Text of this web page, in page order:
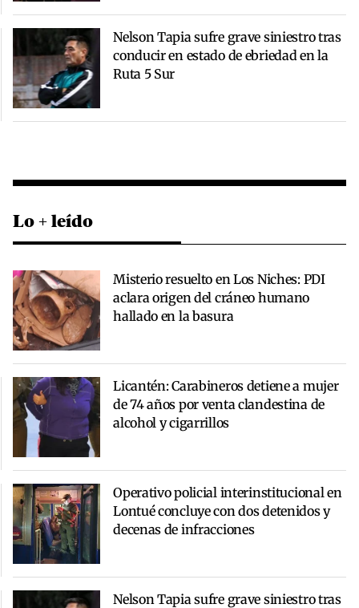
Nelson Tapia sufre grave siniestro tras
conducir en estado de ebriedad en la
Ruta 5 Sur
Lo + leído
Misterio resuelto en Los Niches: PDI
aclara origen del cráneo humano
hallado en la basura
Licantén: Carabineros detiene a mujer
de 74 años por venta clandestina de
alcohol y cigarrillos
Operativo policial interinstitucional en
Lontué concluye con dos detenidos y
decenas de infracciones
Nelson Tapia sufre grave siniestro tras